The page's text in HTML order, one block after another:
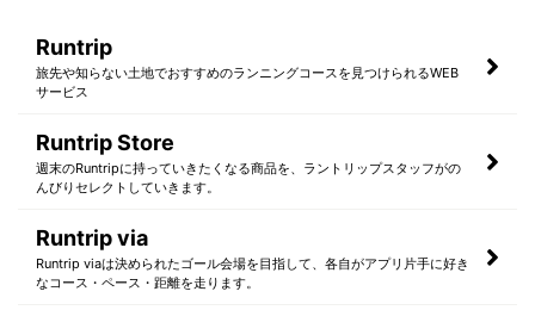
Runtrip
旅先や知らない土地でおすすめのランニングコースを見つけられるWEB
サービス
Runtrip Store
週末のRuntripに持っていきたくなる商品を、ラントリップスタッフがの
んびりセレクトしていきます。
Runtrip via
Runtrip viaは決められたゴール会場を目指して、各自がアプリ片手に好き
なコース・ペース・距離を走ります。